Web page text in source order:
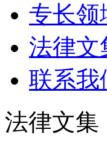
专长领
法律文
联系我
法律文集